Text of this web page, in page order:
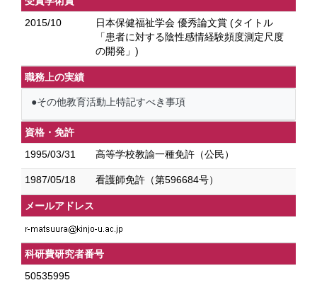
2015/10
日本保健福祉学会 優秀論文賞 (タイトル
「患者に対する陰性感情経験頻度測定尺度
の開発」)
職務上の実績
●その他教育活動上特記すべき事項
資格・免許
1995/03/31
高等学校教諭一種免許（公民）
1987/05/18 看護師免許（第596684号）
メールアドレス
科研費研究者番号
50535995